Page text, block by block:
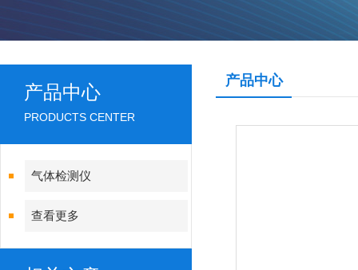
产品中心
PRODUCTS CENTER
气体检测仪
查看更多
产品中心